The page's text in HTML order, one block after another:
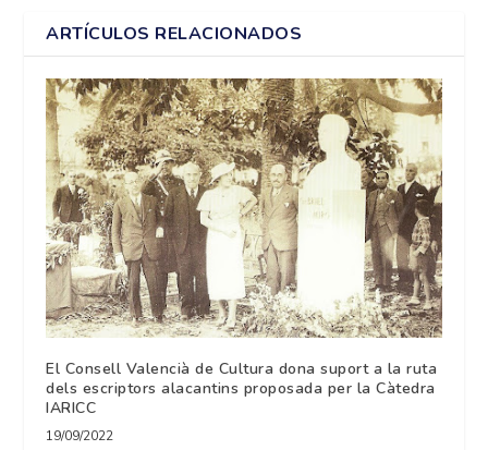
ARTÍCULOS RELACIONADOS
El Consell Valencià de Cultura dona suport a la ruta
dels escriptors alacantins proposada per la Càtedra
IARICC
19/09/2022